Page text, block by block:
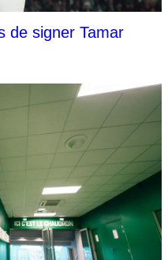
de signer Tamar